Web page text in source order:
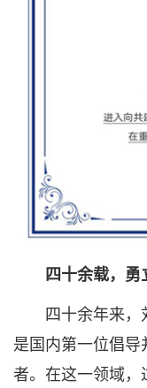
四十余载，勇
四十余年来，
是国内第一位倡导
者。在这一领域